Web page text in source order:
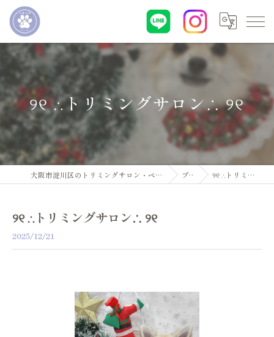
୨୧ ∴トリミングサロン∴ ୨୧
大阪市淀川区のトリミングサロン・ペットサロンならDogsalon ARUN ブログ ୨୧ ∴トリミングサロン∴ ୨୧
୨୧ ∴トリミングサロン∴ ୨୧
2025/12/21